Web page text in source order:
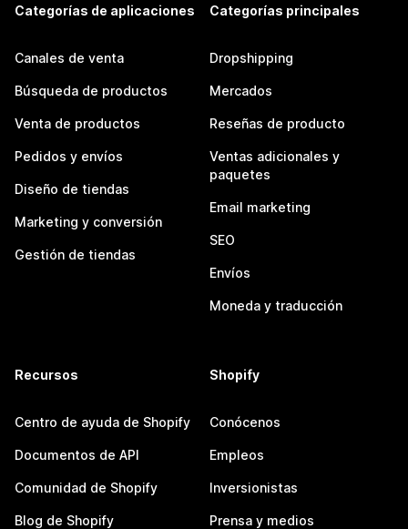
Categorías de aplicaciones
Canales de venta
Búsqueda de productos
Venta de productos
Pedidos y envíos
Diseño de tiendas
Marketing y conversión
Gestión de tiendas
Categorías principales
Dropshipping
Mercados
Reseñas de producto
Ventas adicionales y
paquetes
Email marketing
SEO
Envíos
Moneda y traducción
Recursos
Centro de ayuda de Shopify
Documentos de API
Comunidad de Shopify
Blog de Shopify
Shopify
Conócenos
Empleos
Inversionistas
Prensa y medios